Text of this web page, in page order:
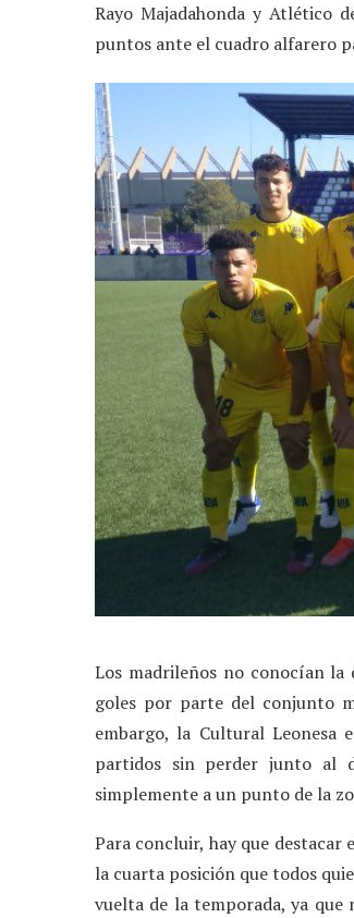
Rayo Majadahonda y Atlético
puntos ante el cuadro alfarero
Los madrileños no conocían la
goles por parte del conjunto
embargo, la Cultural Leonesa
partidos sin perder junto al
simplemente a un punto de la
Para concluir, hay que destacar
la cuarta posición que todos
vuelta de la temporada, ya que